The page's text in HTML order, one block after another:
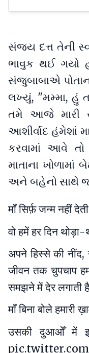
સંજય દત્ત તેની
ભાવુક થઈ ગયો
સંજુબાબાએ
લખ્યું, "મમ્મા, હું
તમે આજે મારી
આશીર્વાદ હંમેશાં
કરવામાં આવે
માતાના ખોળામાં
અને બહેનો સાથે
माँ सिर्फ़ जन्म नहीं
वो हमें हर दिन थोड़ा-
अपने हिस्से की नींद,
जीवन तक चुपचाप
समझने में देर लगाती
माँ बिना बोले हमारी
उसकी दुआओँ में